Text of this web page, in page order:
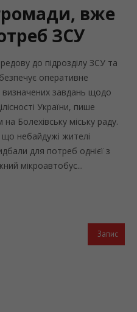
вже
ЗСУ
до підрозділу ЗСУ та
оперативне
визначених завдань щодо
України, пише
на Болехівську міську раду.
небайдужі жителі
для потреб однієї з
мікроавтобус...
Запис